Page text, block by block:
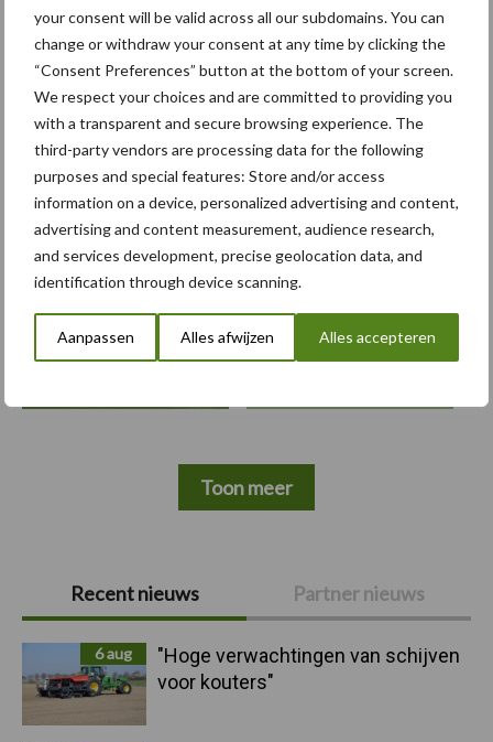
your consent will be valid across all our subdomains. You can
change or withdraw your consent at any time by clicking the
“Consent Preferences” button at the bottom of your screen.
We respect your choices and are committed to providing you
with a transparent and secure browsing experience. The
third-party vendors are processing data for the following
purposes and special features: Store and/or access
information on a device, personalized advertising and content,
advertising and content measurement, audience research,
and services development, precise geolocation data, and
identification through device scanning.
Aanpassen Alles afwijzen Alles accepteren
Primaire
Sidebar
Recent nieuws Partner nieuws
6 aug
"Hoge verwachtingen van schijven
voor kouters"
en wikkelen
Themapagina's
Bemesting Gewas & ruwvoer Loonwerk
Beregening /
Irrigatie
Hakselen
Toon meer